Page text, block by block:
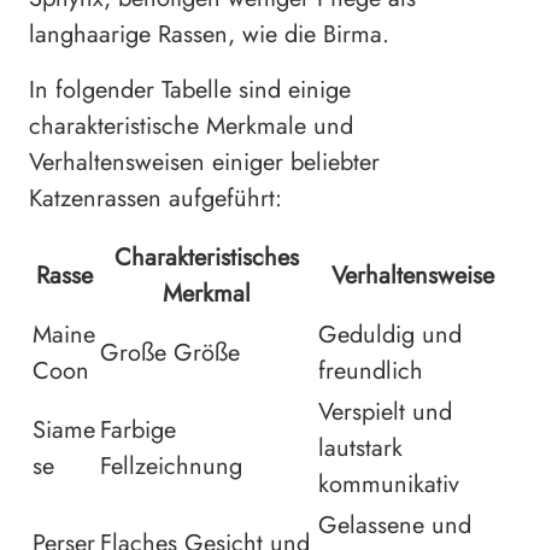
langhaarige Rassen, wie die Birma.
In folgender Tabelle sind einige
charakteristische Merkmale und
Verhaltensweisen einiger beliebter
Katzenrassen aufgeführt:
Rasse
Charakteristisches
Merkmal
Verhaltensweise
Maine
Coon
Große Größe
Geduldig und
freundlich
Siame
se
Farbige
Fellzeichnung
Verspielt und
lautstark
kommunikativ
Gelassene und